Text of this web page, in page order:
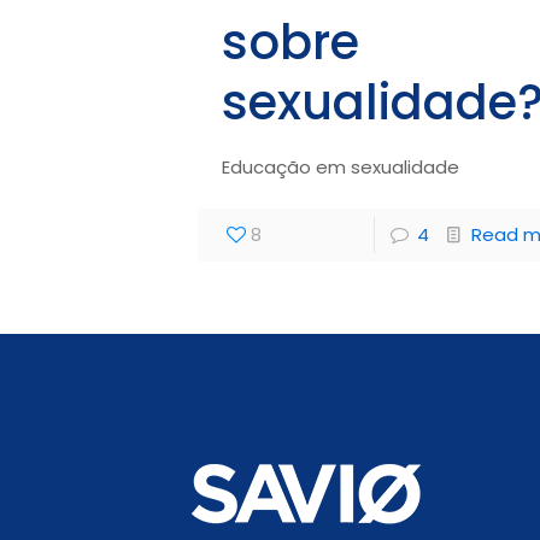
sobre
sexualidade?
Educação em sexualidade
8 4 Read